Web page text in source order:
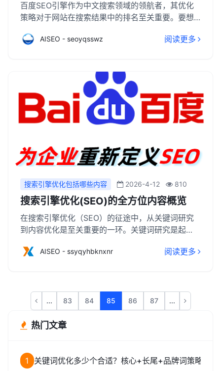
百度SEO引擎作为中文搜索领域的领航者，其优化
策略对于网站在搜索结果中的排名至关重要。要想
入了解百度的排名算法和用户搜索行为。这包括关
质量的内外链网络，提升网站的权威性和相关性，
也是不可或缺的一环。此外，注重网站的用户体
验，如页面加载速度、易用性、移动端适配等，都
能显著提升用户满意度和停留时间，从而对SEO产
生积极影响。
AISEO - seoyqsswz 阅读更多
搜索引擎优化包括哪些内容 2026-4-12 810
搜索引擎优化(SEO)的全方位内容概览
在搜索引擎优化（SEO）的征途中，从关键词研究
到内容优化是至关重要的一环。关键词研究是起
求，挑选出既具有搜索量又符合网站定位的关键
验，还能有效吸引并留住搜索引擎的爬虫，从而提
升网站排名。 不容忽视的优化要点包括：精准定位
关键词、合理布局关键词于标题、正文及元数据
中；创作有价值、易读且引人入胜的内容；定期更
AISEO - ssyqyhbknxnr 阅读更多
... 83 84 85 86 87 ...
热门文章
1 关键词优化多少个合适？核心+长尾+品牌词策略全解